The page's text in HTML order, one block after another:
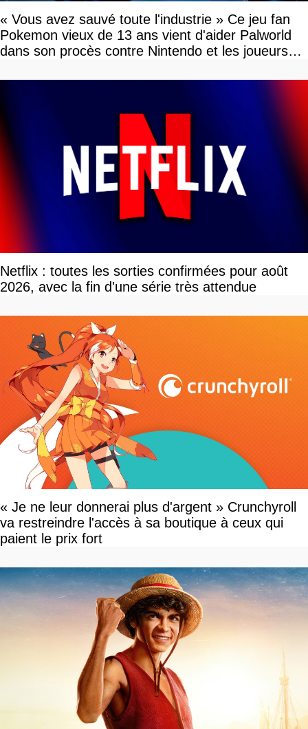
« Vous avez sauvé toute l'industrie » Ce jeu fan
Pokemon vieux de 13 ans vient d'aider Palworld
dans son procès contre Nintendo et les joueurs
Netflix : toutes les sorties confirmées pour août
2026, avec la fin d'une série très attendue
« Je ne leur donnerai plus d'argent » Crunchyroll
va restreindre l'accès à sa boutique à ceux qui
paient le prix fort